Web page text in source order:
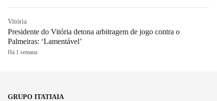
Vitória
Presidente do Vitória detona arbitragem de jogo contra o
Palmeiras: ‘Lamentável’
Há 1 semana
GRUPO ITATIAIA